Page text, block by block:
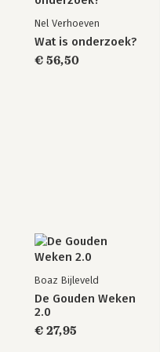
Nel Verhoeven
Wat is onderzoek?
€ 56,50
Boaz Bijleveld
De Gouden Weken
2.0
€ 27,95